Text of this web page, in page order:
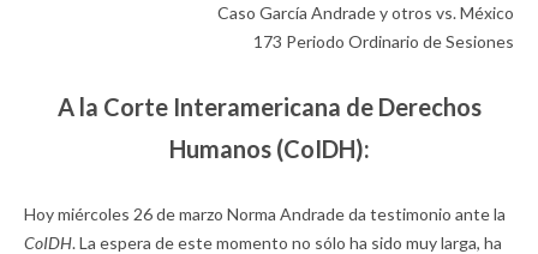
Caso García Andrade y otros vs. México
173 Periodo Ordinario de Sesiones
A la Corte Interamericana de Derechos
Humanos (CoIDH):
Hoy miércoles 26 de marzo Norma Andrade da testimonio ante la
CoIDH. La espera de este momento no sólo ha sido muy larga, ha